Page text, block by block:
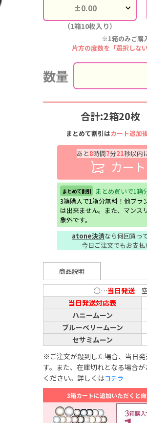
（1箱10枚入り）
※1箱のみご購
片方の度数を「選択しない
数量
合計:2箱20枚
まとめて割引はカート追加
あと8時間7分20秒以内
カー
まとめて割引
まとめ買いで1箱
3箱購入で1箱分無料！他ブラ
は出来ません。また、マンス
象外です。
atone決済なら何回買っ
今日ご注文でもお支払
商品説明
○…当日発送
当日発送対応表
ハニームーン
ブルーベリームーン
セサミムーン
※ご注文が殺到した場合、当日
す。また、在庫切れとなる場合
ください。詳しくはコチラ
3箱カートに追加いただくと自